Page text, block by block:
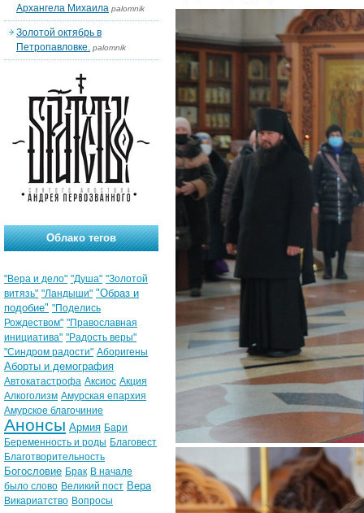
Архангела Михаила palomnik
Золотой октябрь в
Петропавловке. palomnik
Облако тегов
"Вера и дело" "Душа" "Золотой
витязь" "Ландыши" "Образ и
подобие" "Поделись
Рождеством" "Православная
инициатива" "Радость веры"
"Синдром радости" Аборигены
Аборты и демография
Автокатастрофа Аксиос Акция
Алкоголизм Амурская епархия
Амурское благочиние
Анонсы Армия Бари
Беременность и роды Благовест
Благотворительность
Богословие Брак В начале
было слово Великий пост Вера
Викариатство Вопросы